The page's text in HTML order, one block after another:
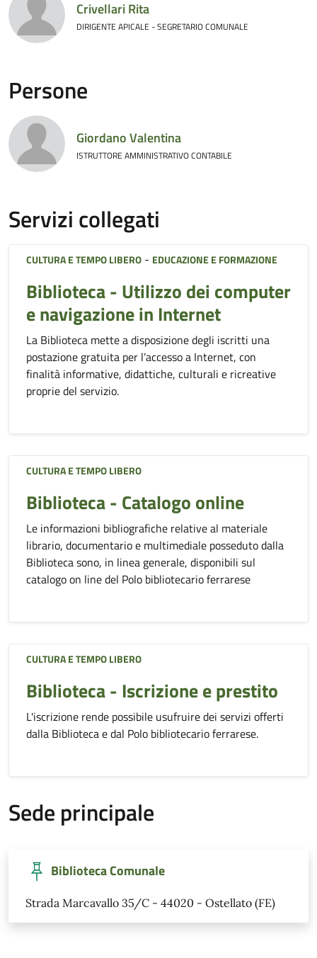
Crivellari Rita
DIRIGENTE APICALE - SEGRETARIO COMUNALE
Persone
Giordano Valentina
ISTRUTTORE AMMINISTRATIVO CONTABILE
Servizi collegati
CULTURA E TEMPO LIBERO - EDUCAZIONE E FORMAZIONE
Biblioteca - Utilizzo dei computer
e navigazione in Internet
La Biblioteca mette a disposizione degli iscritti una
postazione gratuita per l’accesso a Internet, con
finalità informative, didattiche, culturali e ricreative
proprie del servizio.
CULTURA E TEMPO LIBERO
Biblioteca - Catalogo online
Le informazioni bibliografiche relative al materiale
librario, documentario e multimediale posseduto dalla
Biblioteca sono, in linea generale, disponibili sul
catalogo on line del Polo bibliotecario ferrarese
CULTURA E TEMPO LIBERO
Biblioteca - Iscrizione e prestito
L'iscrizione rende possibile usufruire dei servizi offerti
dalla Biblioteca e dal Polo bibliotecario ferrarese.
Sede principale
Biblioteca Comunale
Strada Marcavallo 35/C - 44020 - Ostellato (FE)